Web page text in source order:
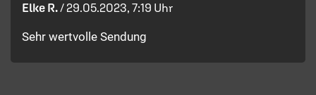
Elke R./ 29.05.2023, 7:19 Uhr
Sehr wertvolle Sendung